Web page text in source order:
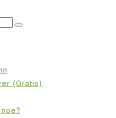
(Gratis)